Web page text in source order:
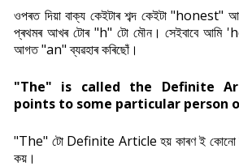
ওপৰত দিয়া বাক্য কেইটাৰ শব্দ কেইটা
প্ৰথমৰ আখৰ টোৰ "h" টো মৌন। সেইবাবে
আগত "an" ব্যৱহাৰ কৰিছোঁ।
"The" is called the Definite
points to some particular person
"The" টো Definite Article হয় কাৰণ ই কোনো
কয়।